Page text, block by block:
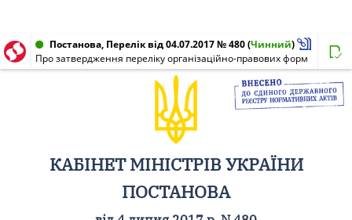
Постанова, Перелік від 04.07.2017 № 480(Чинний)
Про затвердження переліку організаційно-правових форм